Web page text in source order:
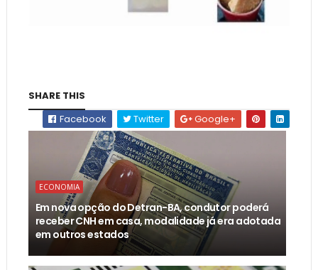
SHARE THIS
Facebook
Twitter Google+
ECONOMIA
Em nova opção do Detran-BA, condutor poderá
receber CNH em casa, modalidade já era adotada
em outros estados